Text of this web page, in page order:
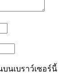
นเบราว์เซอร์นี้